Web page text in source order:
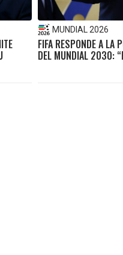
MUNDIAL 2026
FIFA RESPONDE A LA
DEL MUNDIAL 2030: